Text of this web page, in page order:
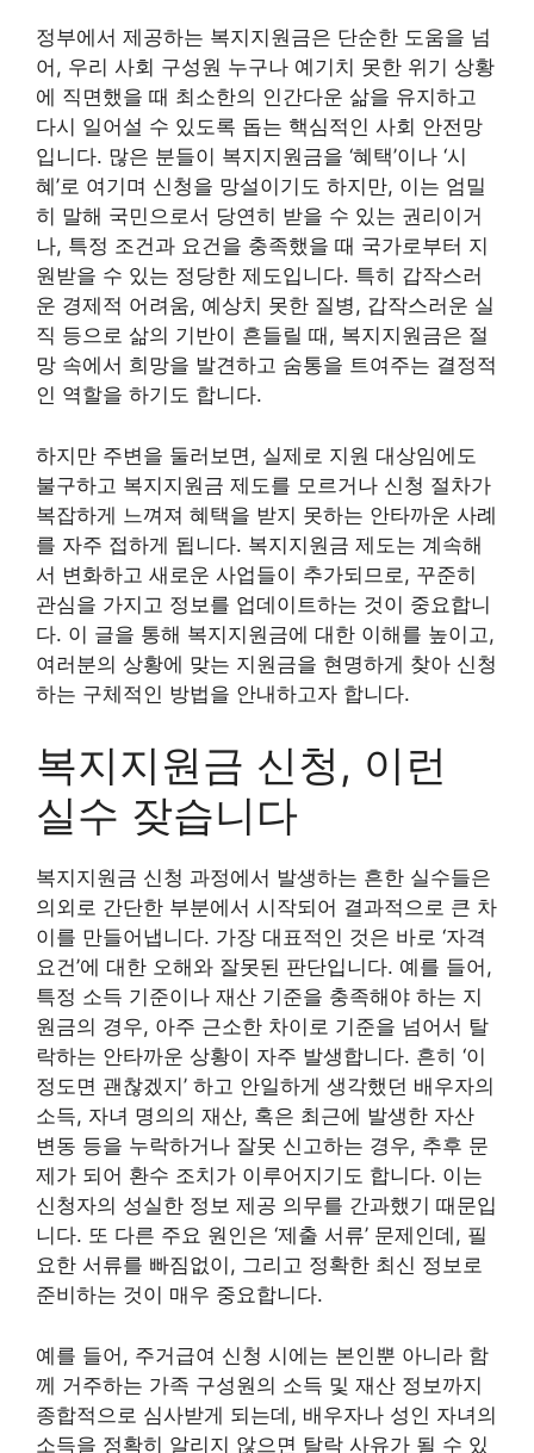
정부에서 제공하는 복지지원금은 단순한 도움을 넘
어, 우리 사회 구성원 누구나 예기치 못한 위기 상황
에 직면했을 때 최소한의 인간다운 삶을 유지하고
다시 일어설 수 있도록 돕는 핵심적인 사회 안전망
입니다. 많은 분들이 복지지원금을 ‘혜택’이나 ‘시
혜’로 여기며 신청을 망설이기도 하지만, 이는 엄밀
히 말해 국민으로서 당연히 받을 수 있는 권리이거
나, 특정 조건과 요건을 충족했을 때 국가로부터 지
원받을 수 있는 정당한 제도입니다. 특히 갑작스러
운 경제적 어려움, 예상치 못한 질병, 갑작스러운 실
직 등으로 삶의 기반이 흔들릴 때, 복지지원금은 절
망 속에서 희망을 발견하고 숨통을 트여주는 결정적
인 역할을 하기도 합니다.
하지만 주변을 둘러보면, 실제로 지원 대상임에도
불구하고 복지지원금 제도를 모르거나 신청 절차가
복잡하게 느껴져 혜택을 받지 못하는 안타까운 사례
를 자주 접하게 됩니다. 복지지원금 제도는 계속해
서 변화하고 새로운 사업들이 추가되므로, 꾸준히
관심을 가지고 정보를 업데이트하는 것이 중요합니
다. 이 글을 통해 복지지원금에 대한 이해를 높이고,
여러분의 상황에 맞는 지원금을 현명하게 찾아 신청
하는 구체적인 방법을 안내하고자 합니다.
복지지원금 신청, 이런
실수 잦습니다
복지지원금 신청 과정에서 발생하는 흔한 실수들은
의외로 간단한 부분에서 시작되어 결과적으로 큰 차
이를 만들어냅니다. 가장 대표적인 것은 바로 ‘자격
요건’에 대한 오해와 잘못된 판단입니다. 예를 들어,
특정 소득 기준이나 재산 기준을 충족해야 하는 지
원금의 경우, 아주 근소한 차이로 기준을 넘어서 탈
락하는 안타까운 상황이 자주 발생합니다. 흔히 ‘이
정도면 괜찮겠지’ 하고 안일하게 생각했던 배우자의
소득, 자녀 명의의 재산, 혹은 최근에 발생한 자산
변동 등을 누락하거나 잘못 신고하는 경우, 추후 문
제가 되어 환수 조치가 이루어지기도 합니다. 이는
신청자의 성실한 정보 제공 의무를 간과했기 때문입
니다. 또 다른 주요 원인은 ‘제출 서류’ 문제인데, 필
요한 서류를 빠짐없이, 그리고 정확한 최신 정보로
준비하는 것이 매우 중요합니다.
예를 들어, 주거급여 신청 시에는 본인뿐 아니라 함
께 거주하는 가족 구성원의 소득 및 재산 정보까지
종합적으로 심사받게 되는데, 배우자나 성인 자녀의
소득을 정확히 알리지 않으면 탈락 사유가 될 수 있